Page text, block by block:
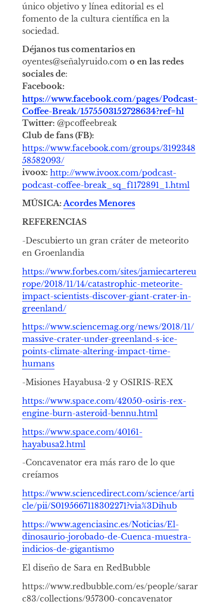
único objetivo y línea editorial es el
fomento de la cultura científica en la
sociedad.
Déjanos tus comentarios en
oyentes@señalyruido.com o en las redes
sociales de:
Facebook:
https://www.facebook.com/pages/Podcast-
Coffee-Break/1575503152728634?ref=hl
Twitter: @pcoffeebreak
Club de fans (FB):
https://www.facebook.com/groups/3192348
58582093/
ivoox: http://www.ivoox.com/podcast-
podcast-coffee-break_sq_f1172891_1.html
MÚSICA:Acordes Menores
REFERENCIAS
-Descubierto un gran cráter de meteorito
en Groenlandia
https://www.forbes.com/sites/jamiecartereu
rope/2018/11/14/catastrophic-meteorite-
impact-scientists-discover-giant-crater-in-
greenland/
https://www.sciencemag.org/news/2018/11/
massive-crater-under-greenland-s-ice-
points-climate-altering-impact-time-
humans
-Misiones Hayabusa-2 y OSIRIS-REX
https://www.space.com/42050-osiris-rex-
engine-burn-asteroid-bennu.html
https://www.space.com/40161-
hayabusa2.html
-Concavenator era más raro de lo que
creíamos
https://www.sciencedirect.com/science/arti
cle/pii/S0195667118302271?via%3Dihub
https://www.agenciasinc.es/Noticias/El-
dinosaurio-jorobado-de-Cuenca-muestra-
indicios-de-gigantismo
El diseño de Sara en RedBubble
https://www.redbubble.com/es/people/sarar
c83/collections/957300-concavenator